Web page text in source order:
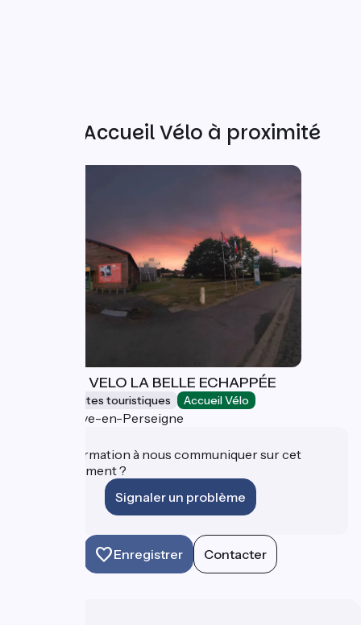
Autres Accueil Vélo à proximité
MUSEE DU VELO LA BELLE ECHAPPÉE
Musées et sites touristiques Accueil Vélo
Villeneuve-en-Perseigne
Une information à nous communiquer sur cet
établissement ?
Signaler un problème
Enregistrer Contacter